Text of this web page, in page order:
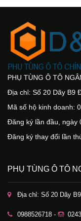
PHỤ TÙNG Ô TÔ
Địa chỉ: Số 20 Dãy B9
Mã số hộ kinh doanh:
Đăng ký lần đầu, ngày
Đăng ký thay đổi lần
PHỤ TÙNG Ô TÔ
Địa chỉ: Số 20 Dãy
0988526718 -